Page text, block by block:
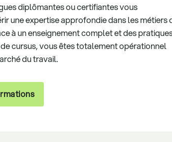
diplômantes ou certifiantes vous
une expertise approfondie dans les métiers
à un enseignement complet et des
cursus, vous êtes totalement opérationnel
du travail.